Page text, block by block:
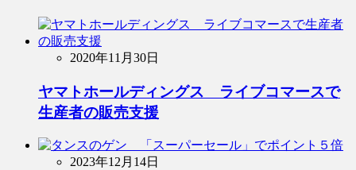
2020年11月30日
ヤマトホールディングス ライブコマースで
生産者の販売支援
2023年12月14日